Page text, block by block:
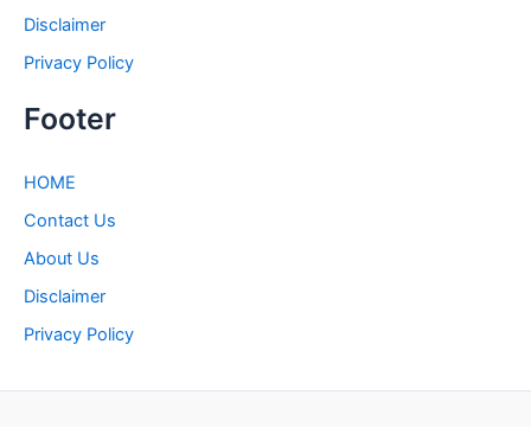
Disclaimer
Privacy Policy
Footer
HOME
Contact Us
About Us
Disclaimer
Privacy Policy